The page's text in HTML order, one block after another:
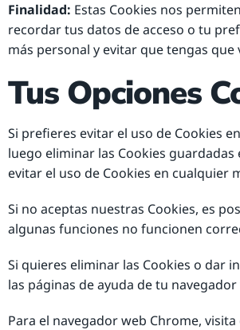
Finalidad: Estas Cookies nos
recordar tus datos de acceso o tu
más personal y evitar que tengas
Tus Opciones
Si prefieres evitar el uso de Cookies
luego eliminar las Cookies
evitar el uso de Cookies en cualquier
Si no aceptas nuestras Cookies, es
algunas funciones no funcionen
Si quieres eliminar las Cookies o dar
las páginas de ayuda de tu navegador
Para el navegador web Chrome,